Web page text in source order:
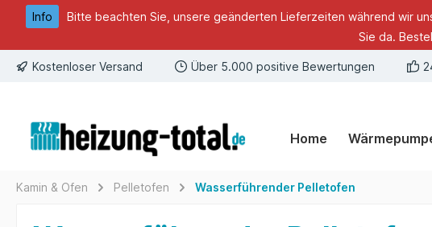
Zur Hauptnavigation springen
Info Bitte beachten Sie, unsere geänderten Lieferzeiten während wir
Sie da.
Kostenloser Versand Über 5.000 positive Bewertungen
Home
Kamin & Ofen Pelletofen Wasserführender Pelletofen